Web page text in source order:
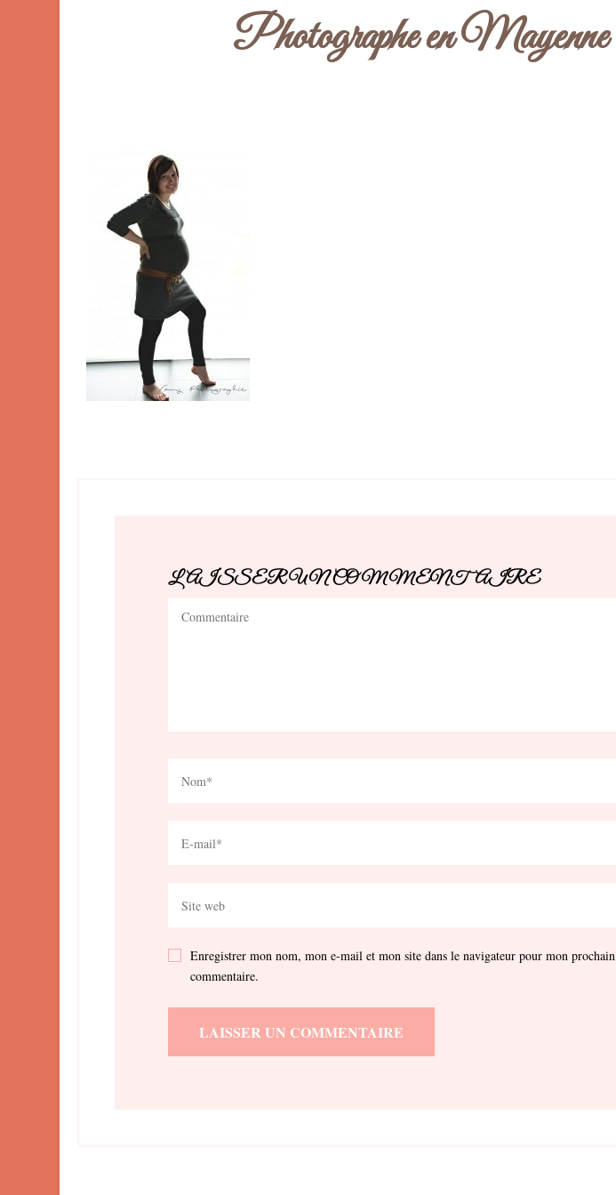
Photographe en Mayenne
LAISSER UN COMMENTAIRE
Enregistrer mon nom, mon e-mail et mon site dans le navigateur pour mon prochain
commentaire.